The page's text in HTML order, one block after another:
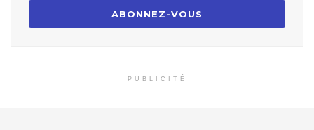
PUBLICITÉ